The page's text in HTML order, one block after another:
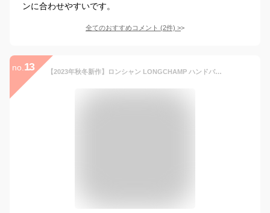
ンに合わせやすいです。
全てのおすすめコメント (2件) >
no. 13 【2023年秋冬新作】ロンシャン LONGCHAMP ハンドバッグ LE PLIAGE GREEN ル プリアージュ グリーン トップハンドルバッグS L1621 919 [2023AW]